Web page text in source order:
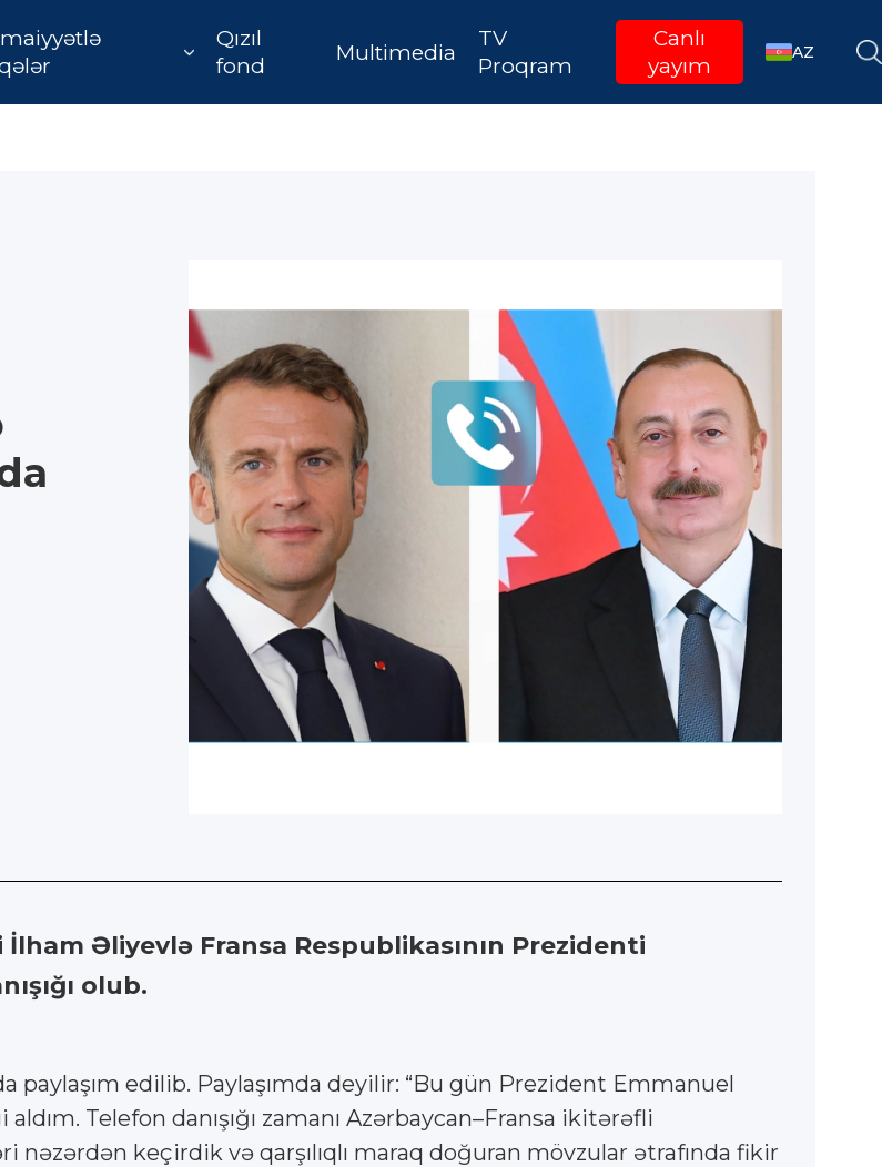
Qızıl
fond
Multimedia
TV
Proqram
Canlı
yayım
AZ
Əliyevlə Fransa Respublikasının Prezidenti
olub.
paylaşım edilib. Paylaşımda deyilir: “Bu gün Prezident Emmanuel
Telefon danışığı zamanı Azərbaycan–Fransa ikitərəfli
keçirdik və qarşılıqlı maraq doğuran mövzular ətrafında fikir